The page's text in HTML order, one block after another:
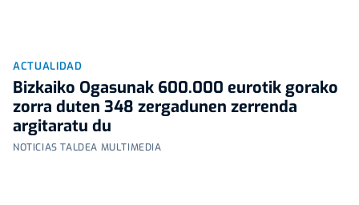
ACTUALIDAD
Bizkaiko Ogasunak 600.000 eurotik gorako
zorra duten 348 zergadunen zerrenda
argitaratu du
NOTICIAS TALDEA MULTIMEDIA